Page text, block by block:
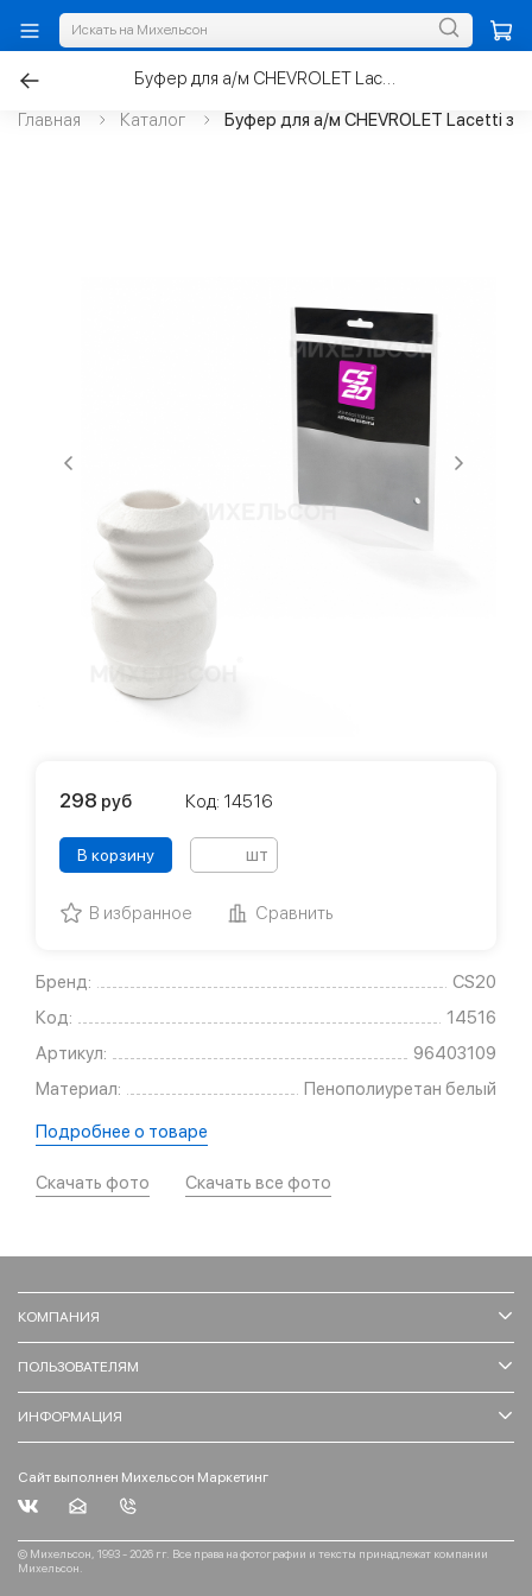
Главная Каталог Буфер для а/м CHEVROLET Lacetti
Буфер для а/м CHEVROLET Lacetti задней стойки, пенополиуретан
Бренд:
CS20
Код:
14516
Артикул:
96403109
Материал:
Пенополиуретан белый
Подробнее о товаре
Скачать фото Скачать все фото
298 руб Код: 14516
В корзину шт
В избранное Сравнить
КОМПАНИЯ
ПОЛЬЗОВАТЕЛЯМ
ИНФОРМАЦИЯ
Сайт выполнен Михельсон Маркетинг
© Михельсон, 1993 - 2026 гг. Все права на фотографии и тексты принадлежат компании
Михельсон.